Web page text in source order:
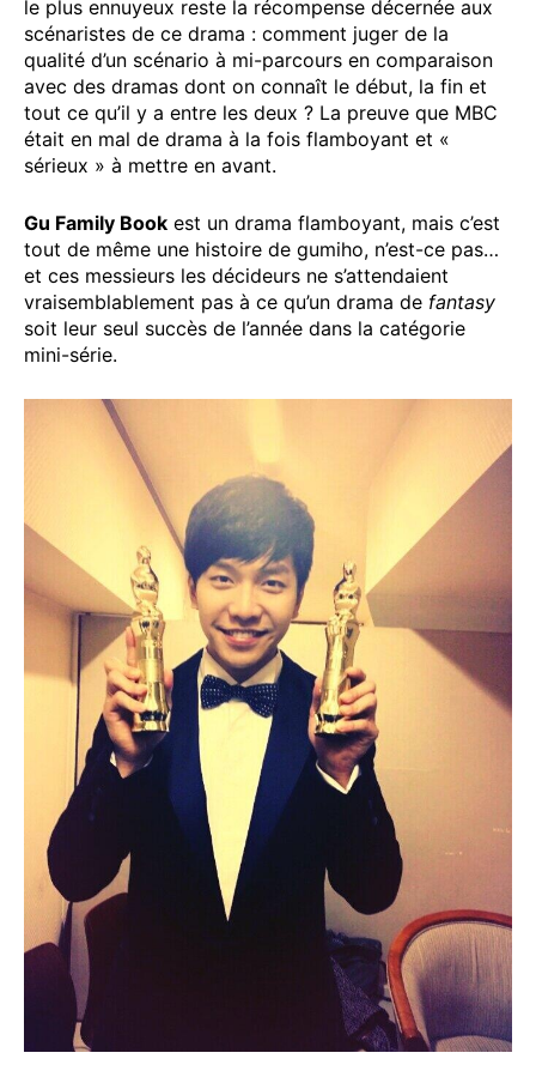
le plus ennuyeux reste la récompense décernée aux
scénaristes de ce drama : comment juger de la
qualité d’un scénario à mi-parcours en comparaison
avec des dramas dont on connaît le début, la fin et
tout ce qu’il y a entre les deux ? La preuve que MBC
était en mal de drama à la fois flamboyant et «
sérieux » à mettre en avant.
Gu Family Book est un drama flamboyant, mais c’est
tout de même une histoire de gumiho, n’est-ce pas…
et ces messieurs les décideurs ne s’attendaient
vraisemblablement pas à ce qu’un drama de fantasy
soit leur seul succès de l’année dans la catégorie
mini-série.